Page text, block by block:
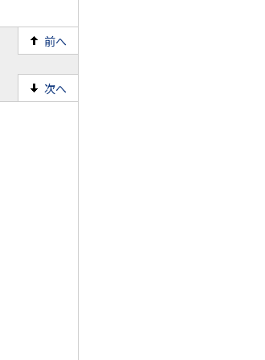
前へ
次へ